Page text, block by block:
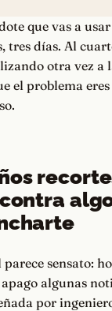
que vas a
tres días. Al
otra vez a
el problema
sensato:
algunas
por